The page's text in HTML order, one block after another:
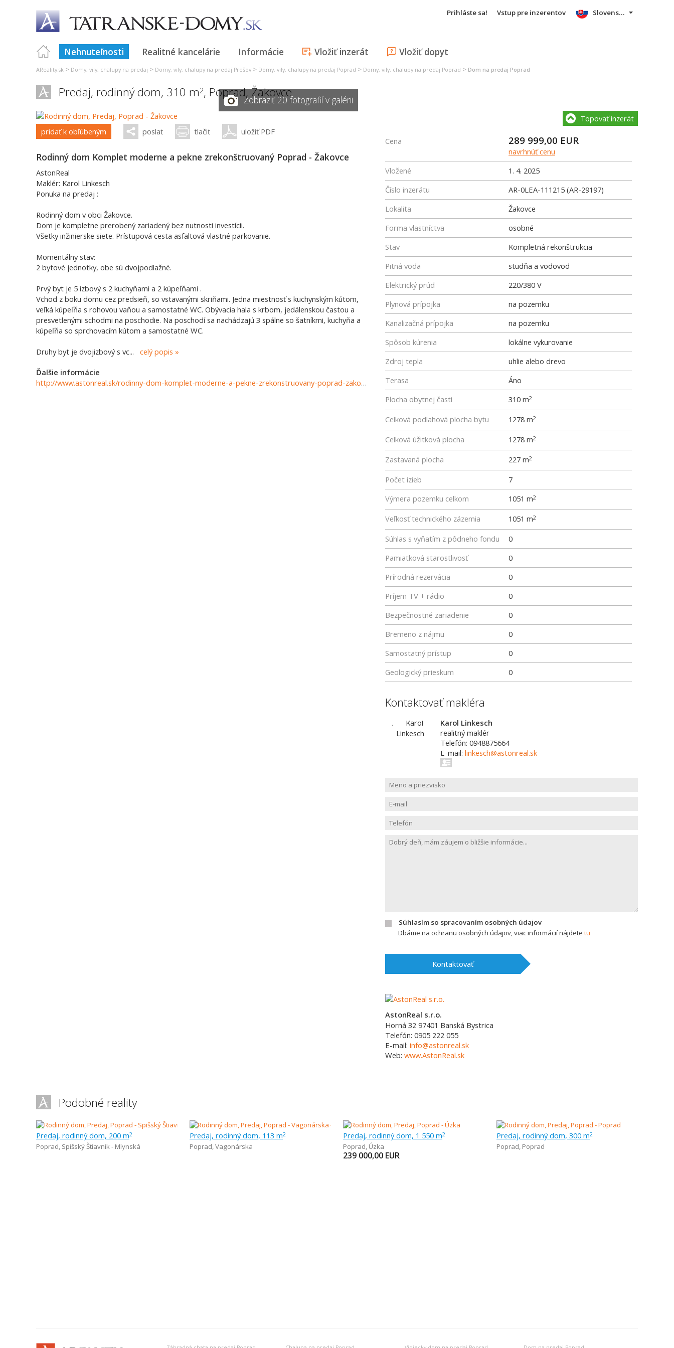
Prihláste sa! Vstup pre inzerentov
Nehnuteľnosti Realitné kancelárie Informácie Vložiť inzerát Vložiť dopyt
Slovensky
AReality.sk > Domy, vily, chalupy na predaj > Domy, vily, chalupy na predaj Prešov > Domy, vily, chalupy na predaj Poprad > Domy, vily, chalupy na predaj Poprad > Dom na predaj Poprad
Predaj, rodinný dom, 310 m2, Poprad,Žakovce
Zobraziť 20 fotografií v galérii
pridať k obľúbeným poslať tlačiť uložiť PDF
Rodinný dom Komplet moderne a pekne zrekonštruovaný Poprad - Žakovce
AstonReal
Maklér: Karol Linkesch
Ponuka na predaj :
Rodinný dom v obci Žakovce.
Dom je kompletne prerobený zariadený bez nutnosti investícii.
Všetky inžinierske siete. Prístupová cesta asfaltová vlastné parkovanie.
Momentálny stav:
2 bytové jednotky, obe sú dvojpodlažné.
Prvý byt je 5 izbový s 2 kuchyňami a 2 kúpeľňami .
Vchod z boku domu cez predsieň, so vstavanými skriňami. Jedna miestnosť s kuchynským kútom,
veľká kúpeľňa s rohovou vaňou a samostatné WC. Obývacia hala s krbom, jedálenskou častou a
presvetlenými schodmi na poschodie. Na poschodí sa nachádzajú 3 spálne so šatníkmi, kuchyňa a
kúpeľňa so sprchovacím kútom a samostatné WC.
Druhy byt je dvojizbový s vc... celý popis
Ďalšie informácie
http://www.astonreal.sk/rodinny-dom-komplet-moderne-a-pekne-zrekonstruovany-poprad-zakovce-890649
Topovať inzerát
Cena 289 999,00 EUR
navrhnúť cenu
Vložené
1. 4. 2025
Číslo inzerátu
AR-0LEA-111215 (AR-29197)
Lokalita
Žakovce
Forma vlastníctva
osobné
Stav
Kompletná rekonštrukcia
Pitná voda
studňa a vodovod
Elektrický prúd
220/380 V
Plynová prípojka
na pozemku
Kanalizačná prípojka
na pozemku
Spôsob kúrenia
lokálne vykurovanie
Zdroj tepla
uhlie alebo drevo
Terasa
Áno
Plocha obytnej časti
310 m2
Celková podlahová plocha bytu 1278 m2
Celková úžitková plocha 1278 m2
Zastavaná plocha 227 m2
Počet izieb
7
Výmera pozemku celkom
1051 m2
Veľkosť technického zázemia 1051 m2
Súhlas s vyňatím z pôdneho fondu
0
Pamiatková starostlivosť
0
Prírodná rezervácia
0
Príjem TV + rádio
0
Bezpečnostné zariadenie
0
Bremeno z nájmu
0
Samostatný prístup
0
Geologický prieskum
0
Kontaktovať makléra
Karol Linkesch
realitný maklér
Telefón: 0948875664
E-mail: linkesch@astonreal.sk
Súhlasím so spracovaním osobných údajov
Dbáme na ochranu osobných údajov, viac informácií nájdete tu
Kontaktovať
AstonReal s.r.o.
Horná 32 97401 Banská Bystrica
Telefón: 0905 222 055
E-mail: info@astonreal.sk
Web: www.AstonReal.sk
Podobné reality
Predaj, rodinný dom, 200 m2
Poprad, Spišský Štiavnik - Mlynská
Predaj, rodinný dom, 113 m2
Poprad,Vagonárska
Predaj, rodinný dom, 1 550 m2
Poprad, Úzka
239 000,00 EUR
Predaj, rodinný dom, 300 m2
Poprad, Poprad